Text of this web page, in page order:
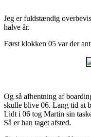
Jeg er fuldstændig
halve år.
Først klokken 05 var der
Og så afhentning af
skulle blive 06. Lang tid at
Lidt i 06 tog Martin sin
Så er han taget afsted.